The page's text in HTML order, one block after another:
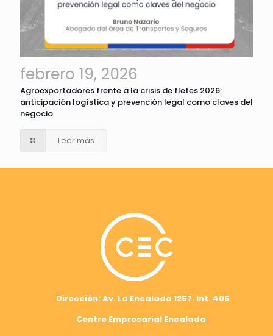
febrero 19, 2026
Agroexportadores frente a la crisis de fletes 2026:
anticipación logística y prevención legal como claves del
negocio
Leer más
Dirección: Av. La Encalada 1257. Int. 405
Centro Empresarial Encalada